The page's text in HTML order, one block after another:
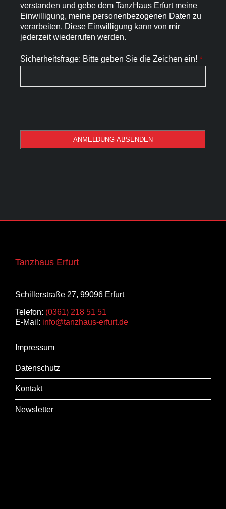
verstanden und gebe dem TanzHaus Erfurt meine
Einwilligung, meine personenbezogenen Daten zu
verarbeiten. Diese Einwilligung kann von mir
jederzeit wiederrufen werden.
Sicherheitsfrage: Bitte geben Sie die Zeichen ein! *
ANMELDUNG ABSENDEN
Tanzhaus Erfurt
Schillerstraße 27, 99096 Erfurt
Telefon: (0361) 218 51 51
E-Mail: info@tanzhaus-erfurt.de
Impressum
Datenschutz
Kontakt
Newsletter